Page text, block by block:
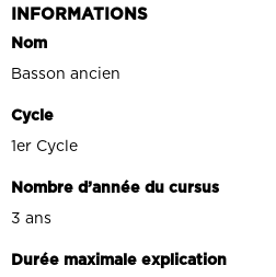
INFORMATIONS
Nom
Basson ancien
Cycle
1er Cycle
Nombre d’année du cursus
3 ans
Durée maximale explication